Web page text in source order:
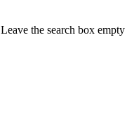
Leave the search box